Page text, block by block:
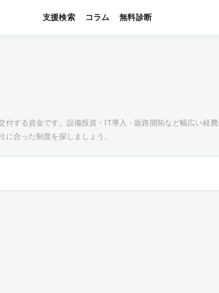
支援検索 コラム 無料診断
する資金です。設備投資・IT導入・販路開拓など幅広い経
合った制度を探しましょう。